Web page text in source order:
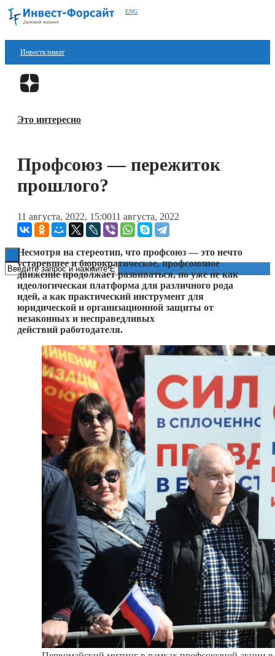
ENG
Инвестклимат
Финансы
Блокчейн
Технологии
Книги
Это интересно
Профсоюз — пережиток
прошлого?
11 августа, 2022, 15:0011 августа, 2022
Несмотря на стереотип, что профсоюз — это нечто
устаревшее и бюрократическое, профсоюзное
движение продолжает развиваться, но уже не как
идеологическая платформа для различного рода
идей, а как практический инструмент для
юридической и организационной защиты от
незаконных и несправедливых
действий работодателя.